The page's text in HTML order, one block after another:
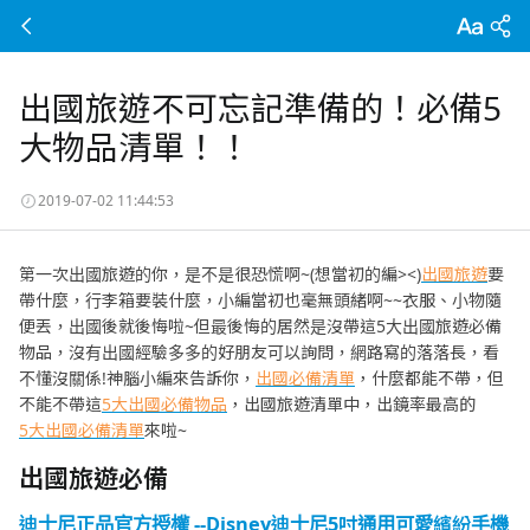
出國旅遊不可忘記準備的！必備5
大物品清單！！
2019-07-02 11:44:53
第一次出國旅遊的你，是不是很恐慌啊~(想當初的編><)出國旅遊要
帶什麼，行李箱要裝什麼，小編當初也毫無頭緒啊~~衣服、小物隨
便丟，出國後就後悔啦~但最後悔的居然是沒帶這5大出國旅遊必備
物品，沒有出國經驗多多的好朋友可以詢問，網路寫的落落長，看
不懂沒關係!神腦小編來告訴你， 出國必備清單 ，什麼都能不帶，但
不能不帶這5大出國必備物品 ，出國旅遊清單中，出鏡率最高的
5大出國必備清單來啦~
出國旅遊必備
迪士尼正品官方授權 --Disney迪士尼5吋通用可愛繽紛手機